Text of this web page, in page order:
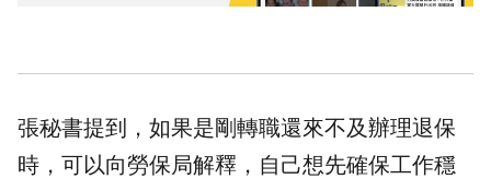
張秘書提到，如果是剛轉職還來不及辦理退保
時，可以向勞保局解釋，自己想先確保工作穩